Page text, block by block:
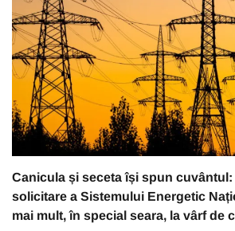
Canicula și seceta își spun cuvântul:
solicitare a Sistemului Energetic
mai mult, în special seara, la vârf de